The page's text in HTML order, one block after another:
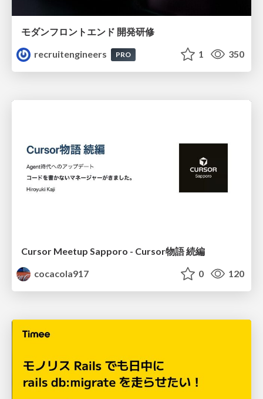
モダンフロントエンド 開発研修
recruitengineers
PRO 1 350
Cursor Meetup Sapporo - Cursor物語 続編
cocacola917
0 120